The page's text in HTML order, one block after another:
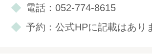
電話：052-774-8615
予約：公式HPに記載はあり